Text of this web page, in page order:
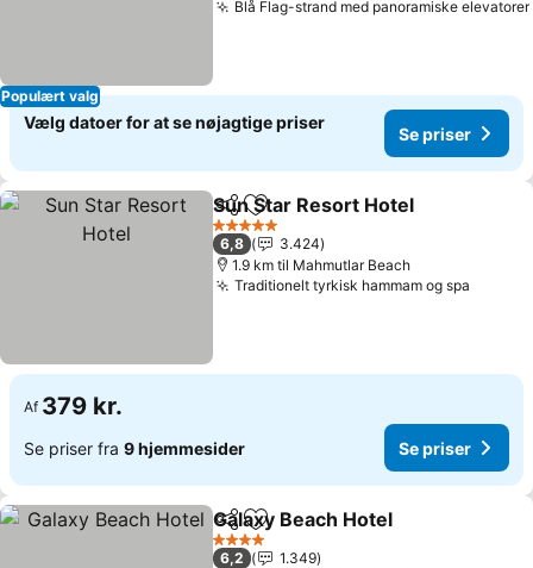
Populært valg
Blå Flag-strand med panoramiske elevatorer
Vælg datoer for at se nøjagtige priser
Se priser
Del Føj til favoritter
Sun Star Resort Hotel
5 Stjerner
6,8
3.424
1.9 km til Mahmutlar Beach
Traditionelt tyrkisk hammam og spa
Af 379 kr.
Se priser fra 9 hjemmesider Se priser
Del Føj til favoritter
Galaxy Beach Hotel
4 Stjerner
6,2
1.349